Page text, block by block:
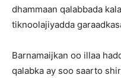
dhammaan qalabbada
tiknoolajiyadda
Barnamaijkan oo illaa
qalabka ay soo saarto